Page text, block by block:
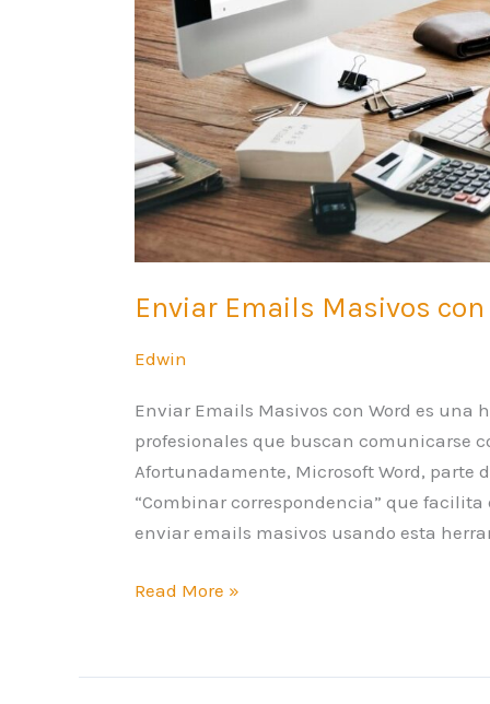
Enviar Emails Masivos con
Edwin
Enviar Emails Masivos con Word es una
profesionales que buscan comunicarse
Afortunadamente, Microsoft Word, parte
“Combinar correspondencia” que
enviar emails masivos usando esta
Read More »